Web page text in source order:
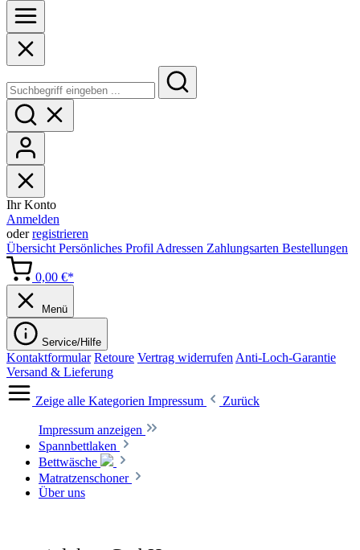
Ihr Konto
Anmelden
oderregistrieren
Übersicht Persönliches Profil Adressen Zahlungsarten Bestellungen
0,00 €*
Menü
Service/Hilfe
Kontaktformular Retoure Vertrag widerrufen Anti-Loch-Garantie
Versand & Lieferung
Zeige alle Kategorien Impressum Zurück
Impressum anzeigen
Spannbettlaken
Bettwäsche
Matratzenschoner
Über uns